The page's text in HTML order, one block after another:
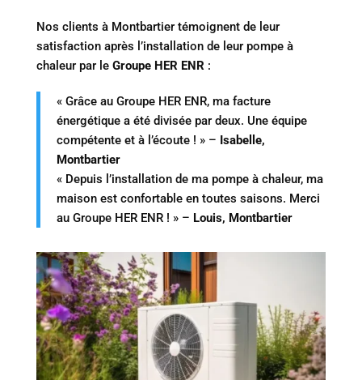
Nos clients à Montbartier témoignent de leur
satisfaction après l’installation de leur pompe à
chaleur par le Groupe HER ENR :
« Grâce au Groupe HER ENR, ma facture
énergétique a été divisée par deux. Une équipe
compétente et à l’écoute ! » – Isabelle,
Montbartier
« Depuis l’installation de ma pompe à chaleur, ma
maison est confortable en toutes saisons. Merci
au Groupe HER ENR ! » – Louis, Montbartier